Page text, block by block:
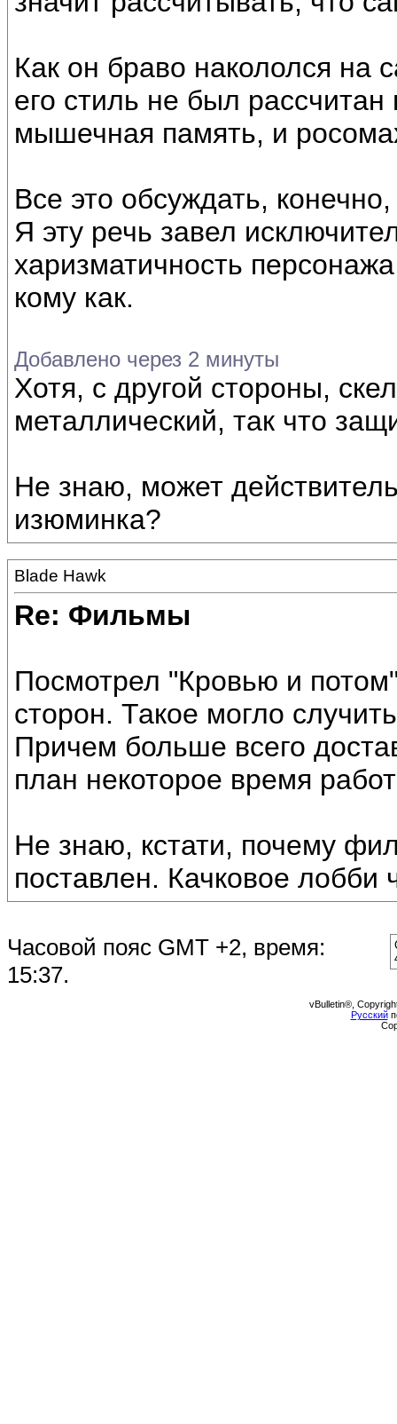
Как он браво накололся на
его стиль не был
мышечная память, и
Все это обсуждать,
Я эту речь завел
харизматичность
кому как.
Добавлено через 2 минуты
Хотя, с другой стороны,
металлический, так что
Не знаю, может
изюминка?
Blade Hawk
Re: Фильмы
Посмотрел "Кровью и
сторон. Такое могло
Причем больше всего
план некоторое время
Не знаю, кстати, почему
поставлен. Качковое лобби
Часовой пояс GMT +2, время:
15:37.
vBulletin®,
Русский